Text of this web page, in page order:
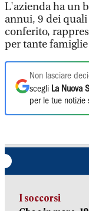
L'azienda ha un
annui, 9 dei
conferito,
per tante
Non lasciare
scegli La Nuova
per le tue notizie
I soccorsi